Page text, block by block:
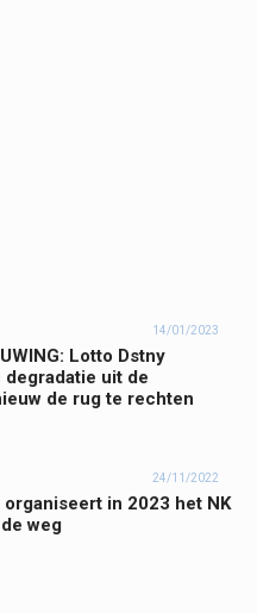
14/01/2023
Lotto Dstny
uit de
de rug te rechten
24/11/2022
in 2023 het NK
weg